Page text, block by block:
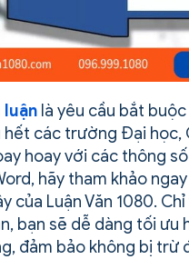
luận là yêu cầu bắt
hết các trường Đại học,
hoay với các thông
hãy tham khảo
của Luận Văn 1080.
bạn sẽ dễ dàng tối ưu
đảm bảo không bị trừ